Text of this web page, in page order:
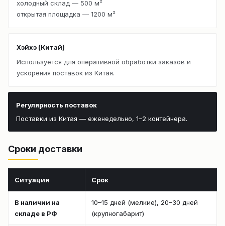
холодный склад — 500 м²
открытая площадка — 1200 м²
Хэйхэ (Китай)
Используется для оперативной обработки заказов и
ускорения поставок из Китая.
Регулярность поставок
Поставки из Китая — еженедельно, 1–2 контейнера.
Сроки доставки
Ситуация Срок
В наличии на
складе в РФ
10–15 дней (мелкие), 20–30 дней
(крупногабарит)